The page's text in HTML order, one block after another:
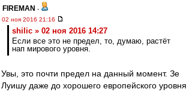
FIREMAN -
02 ноя 2016 21:16
shilic » 02 ноя 2016 14:27
Если все это не предел, то, думаю, растёт
нап мирового уровня.
Увы, это почти предел на данный момент. Зе
Луишу даже до хорошего европейского уровня